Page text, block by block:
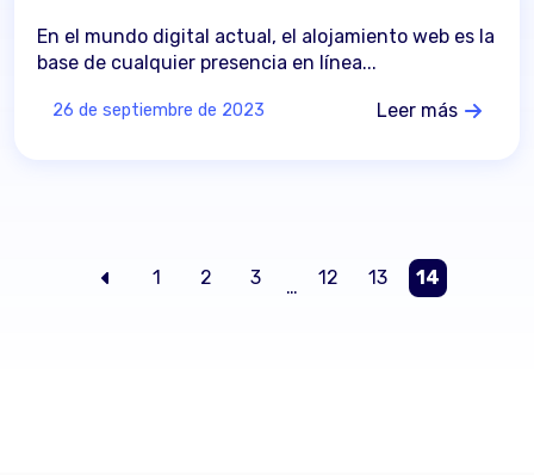
En el mundo digital actual, el alojamiento web es la
base de cualquier presencia en línea...
26 de septiembre de 2023 Leer más
1 2 3 … 12 13 14